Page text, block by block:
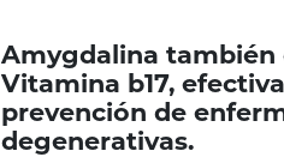
Amygdalina también
Vitamina b17,
prevención de
degenerativas.